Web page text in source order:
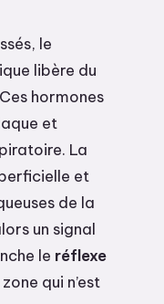
le
libère du
hormones
et
La
et
de la
un signal
le réflexe
qui n’est